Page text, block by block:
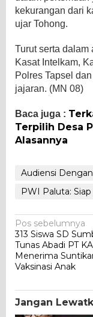
kekurangan dari
ujar Tohong.
Turut serta dalam
Kasat Intelkam,
Polres Tapsel
jajaran. (MN 08)
Baca juga :
Terpilih Desa
Alasannya
Audiensi
PWI Paluta:
Navigasi
pos
Pos sebelumnya
313 Siswa SD
Tunas Abadi PT
Menerima
Vaksinasi Anak
Jangan